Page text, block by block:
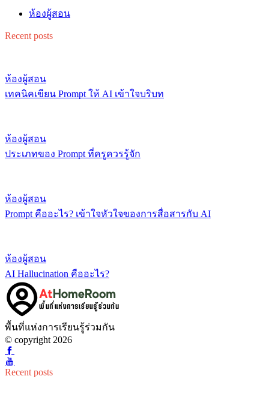
ห้องผู้สอน
Recent posts
ห้องผู้สอน
เทคนิคเขียน Prompt ให้ AI เข้าใจบริบท
ห้องผู้สอน
ประเภทของ Prompt ที่ครูควรรู้จัก
ห้องผู้สอน
Prompt คืออะไร? เข้าใจหัวใจของการสื่อสารกับ AI
ห้องผู้สอน
AI Hallucination คืออะไร?
พื้นที่แห่งการเรียนรู้ร่วมกัน
© copyright 2026
Recent posts